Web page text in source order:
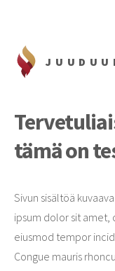
tämä on
Sivun sisältöä
ipsum dolor sit amet,
eiusmod tempor
Congue mauris